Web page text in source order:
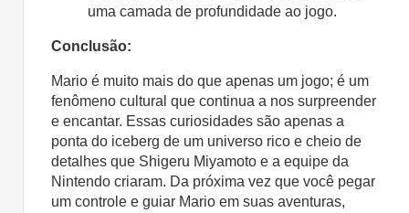
uma camada de profundidade ao jogo.
Conclusão:
Mario é muito mais do que apenas um jogo; é um
fenômeno cultural que continua a nos surpreender
e encantar. Essas curiosidades são apenas a
ponta do iceberg de um universo rico e cheio de
detalhes que Shigeru Miyamoto e a equipe da
Nintendo criaram. Da próxima vez que você pegar
um controle e guiar Mario em suas aventuras,